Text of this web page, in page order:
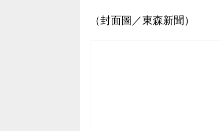
（封面圖／東森新聞）